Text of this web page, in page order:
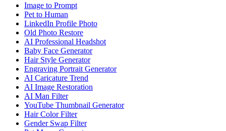
Image to Prompt
Pet to Human
LinkedIn Profile Photo
Old Photo Restore
AI Professional Headshot
Baby Face Generator
Hair Style Generator
Engraving Portrait Generator
AI Caricature Trend
AI Image Restoration
AI Man Filter
YouTube Thumbnail Generator
Hair Color Filter
Gender Swap Filter